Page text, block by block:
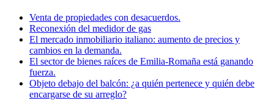
Venta de propiedades con desacuerdos.
Reconexión del medidor de gas
El mercado inmobiliario italiano: aumento de precios y
cambios en la demanda.
El sector de bienes raíces de Emilia-Romaña está ganando
fuerza.
Objeto debajo del balcón: ¿a quién pertenece y quién debe
encargarse de su arreglo?